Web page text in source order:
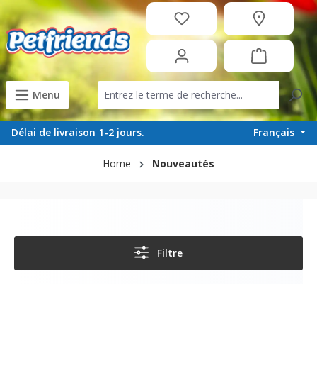
principal
Menu
Délai de livraison 1-2 jours. Français
Home Nouveautés
Filtre